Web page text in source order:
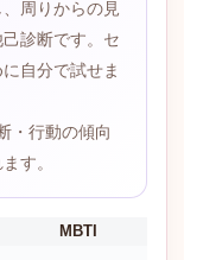
周りからの見
診断です。セ
自分で試せま
・行動の傾向
す。
MBTI